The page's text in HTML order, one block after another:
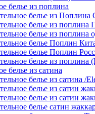
белье из поплина
белье из Поплина
белье из поплина
белье из поплина
белье Поплин
белье Поплин
белье из поплина
белье из сатина
белье из сатина /
белье из сатин
белье из сатин
белье сатин